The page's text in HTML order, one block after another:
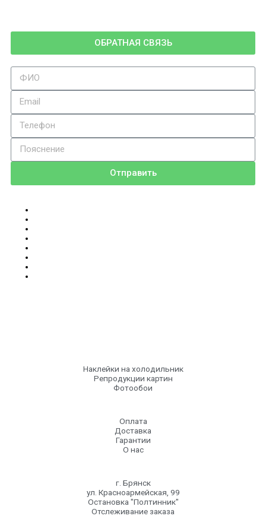
ОБРАТНАЯ СВЯЗЬ
Отправить
Наклейки на холодильник
Репродукции картин
Фотообои
Оплата
Доставка
Гарантии
О нас
г. Брянск
ул. Красноармейская, 99
Остановка "Полтинник"
Отслеживание заказа